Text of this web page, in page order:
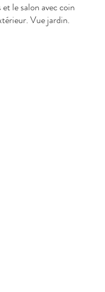
le salon avec coin
Vue jardin.​